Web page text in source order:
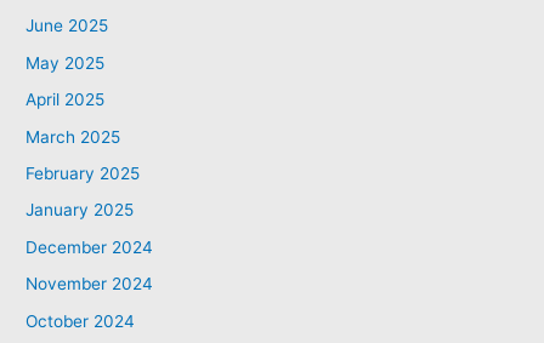
June 2025
May 2025
April 2025
March 2025
February 2025
January 2025
December 2024
November 2024
October 2024